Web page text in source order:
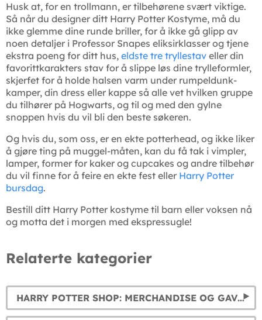
Husk at, for en trollmann, er tilbehørene svært viktige.
Så når du designer ditt Harry Potter Kostyme, må du
ikke glemme dine runde briller, for å ikke gå glipp av
noen detaljer i Professor Snapes eliksirklasser og tjene
ekstra poeng for ditt hus, eldste tre tryllestav eller din
favorittkarakters stav for å slippe løs dine trylleformler,
skjerfet for å holde halsen varm under rumpeldunk-
kamper, din dress eller kappe så alle vet hvilken gruppe
du tilhører på Hogwarts, og til og med den gylne
snoppen hvis du vil bli den beste søkeren.
Og hvis du, som oss, er en ekte potterhead, og ikke liker
å gjøre ting på muggel-måten, kan du få tak i vimpler,
lamper, former for kaker og cupcakes og andre tilbehør
du vil finne for å feire en ekte fest eller Harry Potter
bursdag.
Bestill ditt Harry Potter kostyme til barn eller voksen nå
og motta det i morgen med ekspressugle!
Relaterte kategorier
HARRY POTTER SHOP: MERCHANDISE OG GAVER